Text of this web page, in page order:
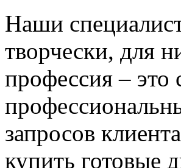
Наши
творчески, для
профессия –
запросов
купить готовые